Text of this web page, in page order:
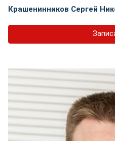
Крашенинников Сергей